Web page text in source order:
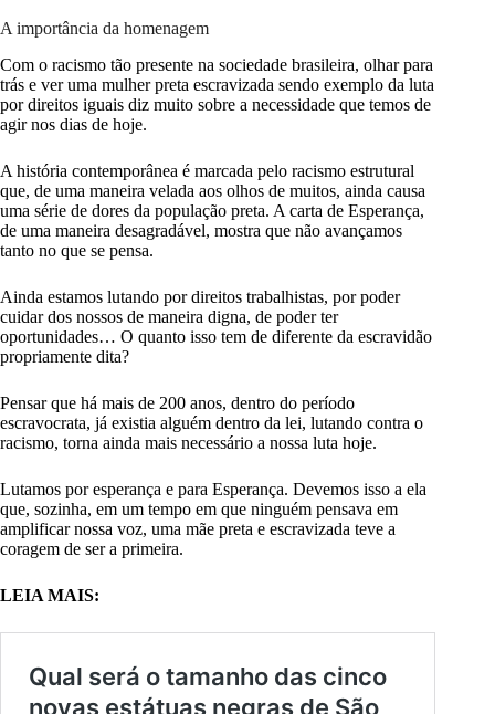
A importância da homenagem
Com o racismo tão presente na sociedade brasileira, olhar para
trás e ver uma mulher preta escravizada sendo exemplo da luta
por direitos iguais diz muito sobre a necessidade que temos de
agir nos dias de hoje.
A história contemporânea é marcada pelo racismo estrutural
que, de uma maneira velada aos olhos de muitos, ainda causa
uma série de dores da população preta. A carta de Esperança,
de uma maneira desagradável, mostra que não avançamos
tanto no que se pensa.
Ainda estamos lutando por direitos trabalhistas, por poder
cuidar dos nossos de maneira digna, de poder ter
oportunidades… O quanto isso tem de diferente da escravidão
propriamente dita?
Pensar que há mais de 200 anos, dentro do período
escravocrata, já existia alguém dentro da lei, lutando contra o
racismo, torna ainda mais necessário a nossa luta hoje.
Lutamos por esperança e para Esperança. Devemos isso a ela
que, sozinha, em um tempo em que ninguém pensava em
amplificar nossa voz, uma mãe preta e escravizada teve a
coragem de ser a primeira.
LEIA MAIS: